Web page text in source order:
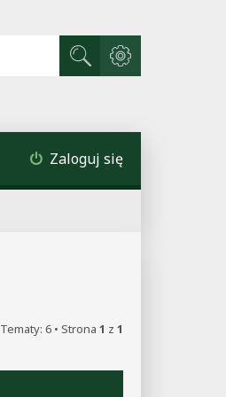
Szukaj
Wyszukiwanie
Zaloguj się
Tematy: 6 • Strona 1 z 1